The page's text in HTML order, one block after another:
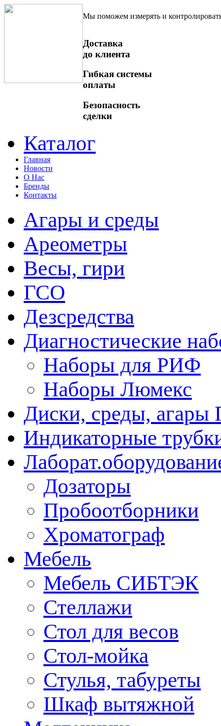
Мы поможем измерять и
Доставка
до клиента
Гибкая системы
оплаты
Безопасность
сделки
Каталог
Главная
Новости
О Нас
Бренды
Контакты
Агары и среды
Ареометры
Весы, гири
ГСО
Дезсредства
Диагностические
Наборы для РИФ
Наборы Люмекс
Диски, среды, агары
Индикаторные
Дозаторы
Пробоотборники
Хроматограф
Мебель
Мебель СИБТЭК
Стеллажи
Стол для весов
Стол-мойка
Стулья, табуреты
Шкаф вытяжной